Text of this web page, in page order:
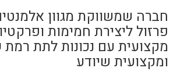
חברה שמשווקת מגוון
פרזול ליצירת חמימות
מקצועית עם נכונות לתת רמת
ומקצועית שיודע